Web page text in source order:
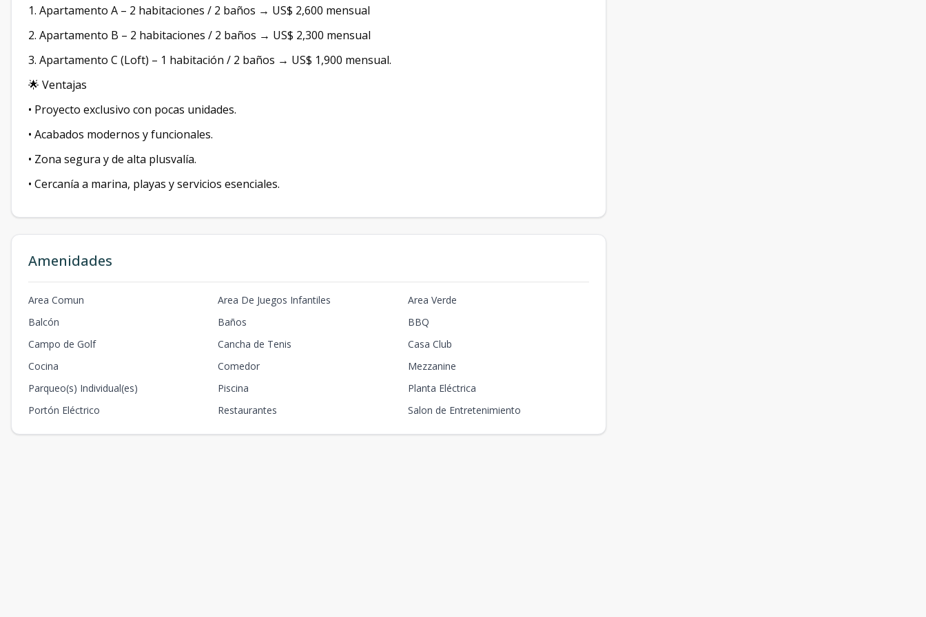
1. Apartamento A – 2 habitaciones / 2 baños → US$ 2,600 mensual
2. Apartamento B – 2 habitaciones / 2 baños → US$ 2,300 mensual
3. Apartamento C (Loft) – 1 habitación / 2 baños → US$ 1,900 mensual.
🌟 Ventajas
• Proyecto exclusivo con pocas unidades.
• Acabados modernos y funcionales.
• Zona segura y de alta plusvalía.
• Cercanía a marina, playas y servicios esenciales.
Amenidades
Area Comun Area De Juegos Infantiles
Area Verde
Balcón
Baños
BBQ
Campo de Golf
Cancha de Tenis
Casa Club
Cocina
Comedor
Mezzanine
Parqueo(s) Individual(es)
Piscina
Planta Eléctrica
Portón Eléctrico
Restaurantes Salon de Entretenimiento